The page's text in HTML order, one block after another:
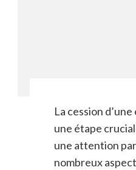
La cession
une étape
une attention
nombreux